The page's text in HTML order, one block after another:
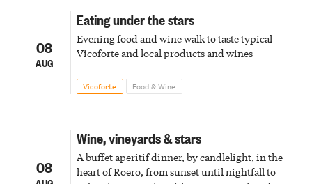
08
AUG
Eating under the stars
Evening food and wine walk to taste typical
Vicoforte and local products and wines
Vicoforte Food & Wine
08
Wine, vineyards & stars
A buffet aperitif dinner, by candlelight, in the
heart of Roero, from sunset until nightfall to